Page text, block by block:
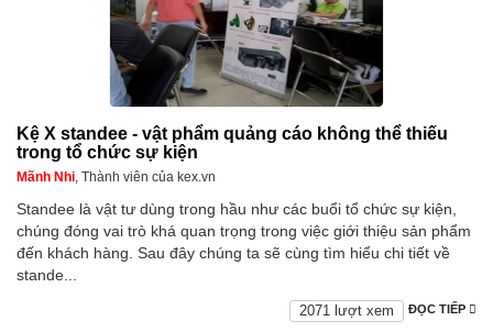
Kệ X standee - vật phẩm quảng cáo không thể thiếu
trong tổ chức sự kiện
Mãnh Nhi, Thành viên của kex.vn
Standee là vật tư dùng trong hầu như các buổi tổ chức sự kiện,
chúng đóng vai trò khá quan trọng trong việc giới thiệu sản phẩm
đến khách hàng. Sau đây chúng ta sẽ cùng tìm hiểu chi tiết về
stande...
ĐỌC TIẾP
2071 lượt xem